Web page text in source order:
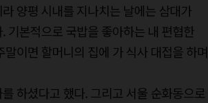
양평 시내를 지나치는 날에는 삼대가
기본적으로 국밥을 좋아하는 내 편협한
이면 할머니의 집에 가 식사 대접을 하며
하셨다고 했다. 그리고 서울 순화동으로